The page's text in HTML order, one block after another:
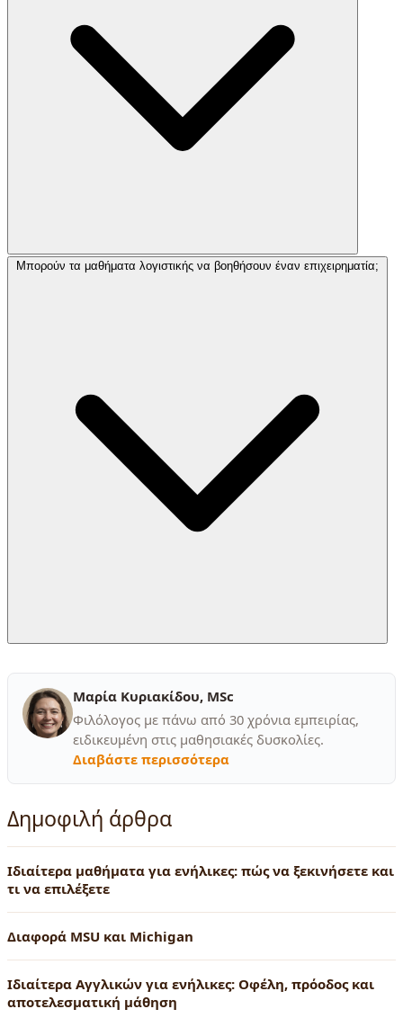
Μπορούν τα μαθήματα λογιστικής να βοηθήσουν έναν επιχειρηματία;
Μαρία Κυριακίδου, MSc
Φιλόλογος με πάνω από 30 χρόνια εμπειρίας,
ειδικευμένη στις μαθησιακές δυσκολίες.
Διαβάστε περισσότερα
Δημοφιλή άρθρα
Ιδιαίτερα μαθήματα για ενήλικες: πώς να ξεκινήσετε και
τι να επιλέξετε
Διαφορά MSU και Michigan
Ιδιαίτερα Αγγλικών για ενήλικες: Οφέλη, πρόοδος και
αποτελεσματική μάθηση